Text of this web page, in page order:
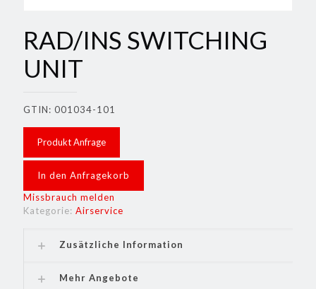
RAD/INS SWITCHING
UNIT
GTIN: 001034-101
Produkt Anfrage
In den Anfragekorb
Missbrauch melden
Kategorie: Airservice
Zusätzliche Information
Mehr Angebote